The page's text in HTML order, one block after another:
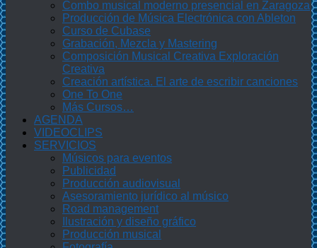
Combo musical moderno presencial en Zaragoza
Producción de Música Electrónica con Ableton
Curso de Cubase
Grabación, Mezcla y Mastering
Composición Musical Creativa Exploración
Creativa
Creación artística. El arte de escribir canciones
One To One
Más Cursos…
AGENDA
VIDEOCLIPS
SERVICIOS
Músicos para eventos
Publicidad
Producción audiovisual
Asesoramiento jurídico al músico
Road management
Ilustración y diseño gráfico
Producción musical